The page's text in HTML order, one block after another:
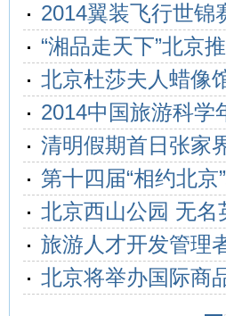
2014翼装飞行世锦
“湘品走天下”北京
北京杜莎夫人蜡像
2014中国旅游科学
清明假期首日张家
第十四届“相约北
北京西山公园 无
旅游人才开发管理
北京将举办国际商